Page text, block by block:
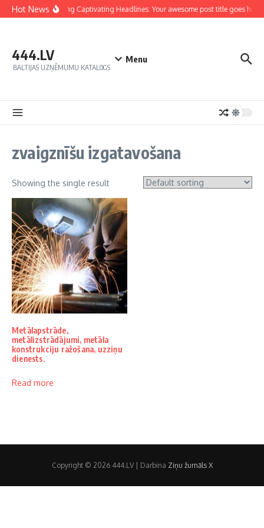
Hot NewsCrafting Captivating Headlines: Your awesome post title goes here
444.LV
BALTIJAS UZŅĒMUMU KATALOGS
Menu
zvaigznīšu izgatavošana
Showing the single result
Metālapstrāde,
metālizstrādājumi, metāla
konstrukciju ražošana, uzziņu
dienests.
Read more
Copyright © 2026 444.LV | Darbina Ziņu žurnāls X